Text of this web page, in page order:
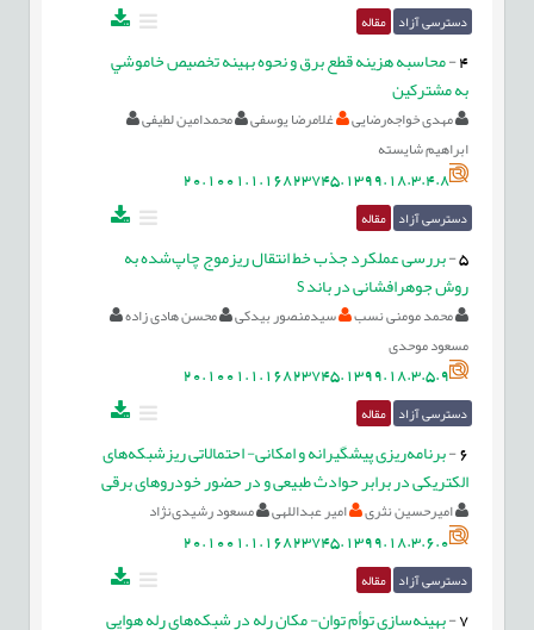
دسترسی آزاد مقاله
4
-محاسبه هزينه قطع برق و نحوه بهينه تخصيص خاموشي
به مشترکين
مهدی خواجه‌رضایی غلامرضا یوسفی
محمدامین لطیفی
ابراهیم شایسته
20.1001.1.16823745.1399.18.3.4.8
دسترسی آزاد مقاله
5
-بررسی عملکرد جذب خط انتقال ریزموج چاپ‌شده به
روش جوهرافشانی در باند S
محمد مومنی نسب سیدمنصور بیدکی
محسن هادی زاده
مسعود موحدی
20.1001.1.16823745.1399.18.3.5.9
دسترسی آزاد مقاله
6
-برنامه‌ریزی پیشگیرانه و امکانی- احتمالاتی ریزشبکه‌های
الکتریکی در برابر حوادث طبیعی و در حضور خودروهای برقی
امیرحسین نثری امیر عبداللهی مسعود رشیدی‌نژاد
20.1001.1.16823745.1399.18.3.6.0
دسترسی آزاد مقاله
7
-بهینه‌سازی توأم توان- مکان رله در شبکه‌های رله هوایی